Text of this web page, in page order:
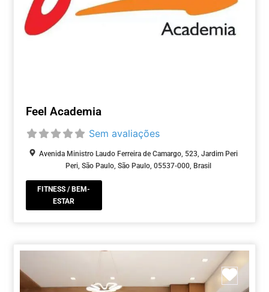
Feel Academia
Sem avaliações
Avenida Ministro Laudo Ferreira de Camargo, 523, Jardim Peri
Peri, São Paulo, São Paulo, 05537-000, Brasil
FITNESS / BEM-
ESTAR